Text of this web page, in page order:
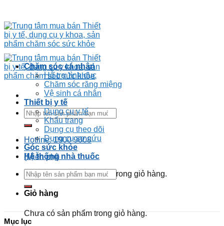
Hotline: 1900 9008
(Miễn phí)
Chưa có sản phẩm trong giỏ hàng.
Giỏ hàng
Chưa có sản phẩm trong giỏ hàng.
Chăm sóc cá nhân
Hỗ trợ tình dục
Chăm sóc răng miệng
Vệ sinh cá nhân
Thiết bị y tế
Dụng cụ y tế
Khẩu trang
Dụng cụ theo dõi
Dụng cụ sơ cứu
Góc sức khỏe
Hệ thống nhà thuốc
Mục lục